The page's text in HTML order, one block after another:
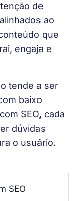
de
ao
que
engaja e
tende a ser
baixo
SEO, cada
dúvidas
o usuário.
SEO